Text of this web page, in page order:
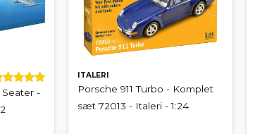
Seater -
ITALERI
Porsche 911 Turbo - Komplet
sæt 72013 - Italeri - 1:24